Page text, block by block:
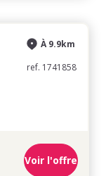
À 9.9km
ref. 1741858
Voir l'offre